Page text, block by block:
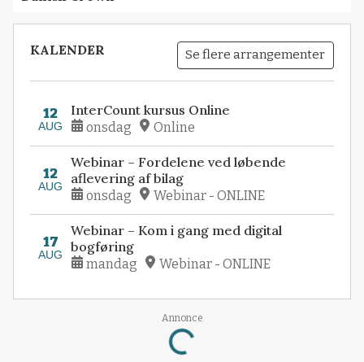
KALENDER Se flere arrangementer
12
AUG
InterCount kursus Online
onsdag Online
12
AUG
Webinar – Fordelene ved løbende
aflevering af bilag
onsdag Webinar - ONLINE
17
AUG
Webinar – Kom i gang med digital
bogføring
mandag Webinar - ONLINE
Annonce
Loading...